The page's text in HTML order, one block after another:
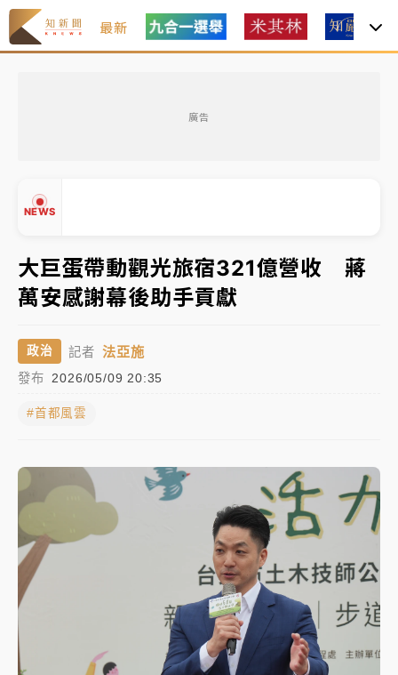
最新
廣告
NEWS
中信慈善基金會想增加董事人數！辜仲諒向法院聲請遭
駁 理由曝光
故宮《龍藏經》特展第2檔！今線上預約開賣一度塞車
周六起展出延長至晚上7時
台東農業處長涉圖利渡假村！東檢抗告成功 今重開羈
父親節泡湯了！中颱白海豚雨彈轟3天 「紅到發紫」降
雨熱區曝
暑假過三周才推「E宿新北打卡趣」！抽獎程序複雜 觀
旅局回應了
中信慈善基金會想增加董事人數！辜仲諒向法院聲請遭
駁 理由曝光
故宮《龍藏經》特展第2檔！今線上預約開賣一度塞車
周六起展出延長至晚上7時
台東農業處長涉圖利渡假村！東檢抗告成功 今重開羈
大巨蛋帶動觀光旅宿321億營收 蔣
萬安感謝幕後助手貢獻
政治 記者 法亞施
發布 2026/05/09 20:35
#首都風雲